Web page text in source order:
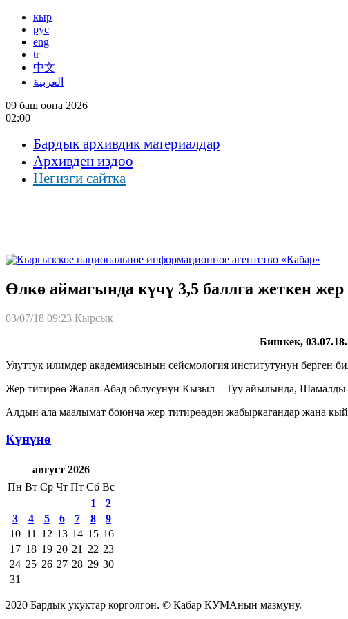
кыр
рус
eng
tr
中文
العربية
09 баш оона 2026
02:00
Бардык архивдик материалдар
Архивден издөө
Негизги сайтка
Өлкө аймагында күчү 3,5 баллга жеткен
03/07/18 09:23 Кырсык
Бишкек,
Улуттук илимдер академиясынын сейсмология институтунун берген
Жер титирөө Жалал-Абад облусунун Кызыл – Туу айылында,
Алдын ала маалымат боюнча жер титирөөдөн жабыркагандар жана
Күнүнө
август 2026
Пн Вт Ср Чт Пт Сб Вс
1
2
3
4 5 6 7 8
9
10 11 12 13 14 15 16
17 18 19 20 21 22 23
24 25 26 27 28 29 30
31
2020 Бардык укуктар корголгон. © Кабар КУМАнын мазмуну.